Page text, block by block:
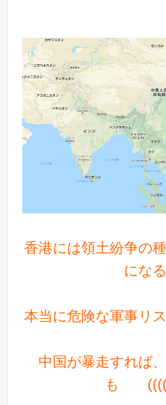
香港には領土紛争の
にな
本当に危険な軍事リ
中国が暴走すれば
も ((((;